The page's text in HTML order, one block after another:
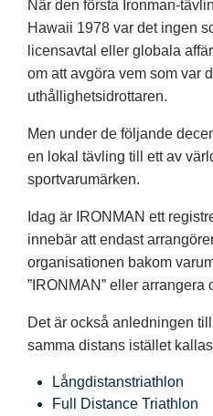
När den första Ironman-
Hawaii 1978 var det ingen
licensavtal eller globala
om att avgöra vem som var
uthållighetsidrottaren.
Men under de följande
en lokal tävling till ett av
sportvarumärken.
Idag är IRONMAN ett
innebär att endast
organisationen bakom
”IRONMAN” eller
Det är också anledningen
samma distans istället
Långdistanstriathlon
Full Distance Triathlon